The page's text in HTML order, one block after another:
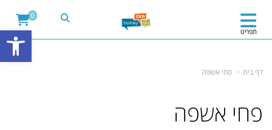
תפריט
0
דף בית פחי אשפה
פחי אשפה